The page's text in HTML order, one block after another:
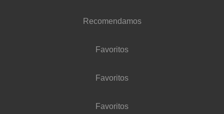
Recomendamos
Favoritos
Favoritos
Favoritos